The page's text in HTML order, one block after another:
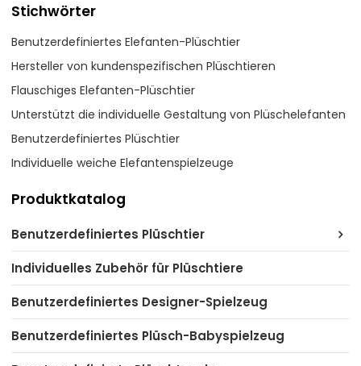
Stichwörter
Benutzerdefiniertes Elefanten-Plüschtier
Hersteller von kundenspezifischen Plüschtieren
Flauschiges Elefanten-Plüschtier
Unterstützt die individuelle Gestaltung von Plüschelefanten
Benutzerdefiniertes Plüschtier
Individuelle weiche Elefantenspielzeuge
Produktkatalog
Benutzerdefiniertes Plüschtier
Individuelles Zubehör für Plüschtiere
Benutzerdefiniertes Designer-Spielzeug
Benutzerdefiniertes Plüsch-Babyspielzeug